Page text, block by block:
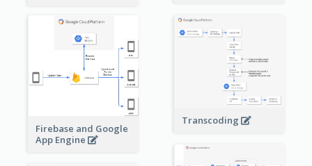
Firebase and Google
App Engine
Transcoding